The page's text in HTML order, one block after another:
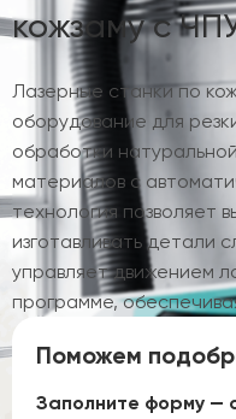
кожзаму с
Лазерные станки по
оборудование для
обработки
материалов с
технология позволяет
изготавливать
управляет движением
программе,
Поможем
Заполните форму —